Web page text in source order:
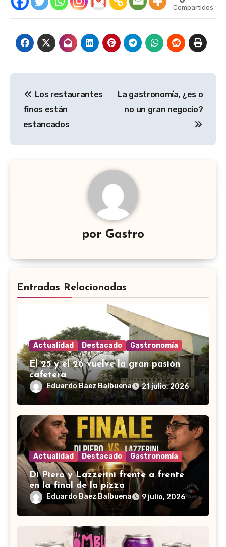
Compartidos
de
entradas
Los restaurantes
finos están
estancados
La gastronomía, ¿es o
no un gran negocio?
por Gastro
Entradas Relacionadas
Actualidad Destacado Gastronomía
El 25 y el 26 vuelve la gran pasión
cafetera
Eduardo Baez Balbuena 21 julio, 2026
Actualidad Destacado Gastronomía
Di Piero y Lazzerini frente a frente
en la final de la pizza
Eduardo Baez Balbuena 9 julio, 2026